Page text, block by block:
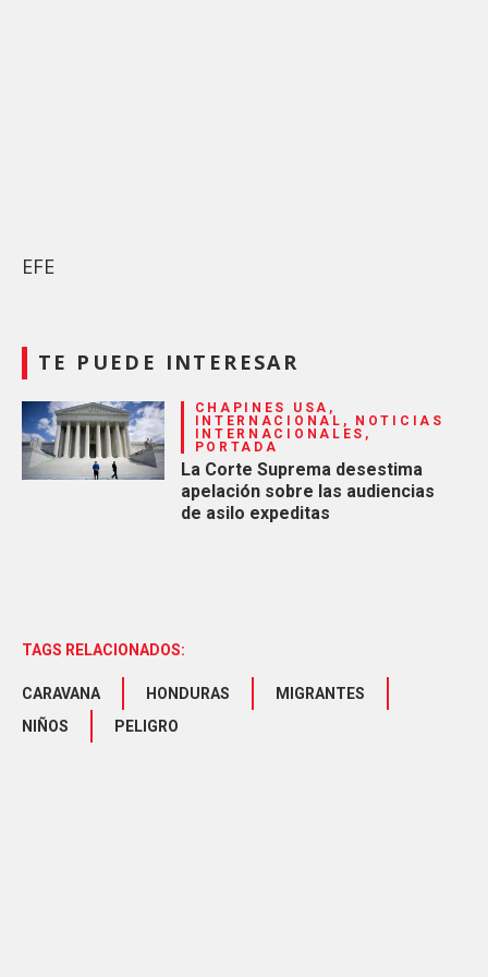
EFE
TE PUEDE INTERESAR
CHAPINES USA,
INTERNACIONAL, NOTICIAS
INTERNACIONALES,
PORTADA
La Corte Suprema desestima
apelación sobre las audiencias
de asilo expeditas
TAGS RELACIONADOS:
CARAVANA HONDURAS
MIGRANTES
NIÑOS
PELIGRO